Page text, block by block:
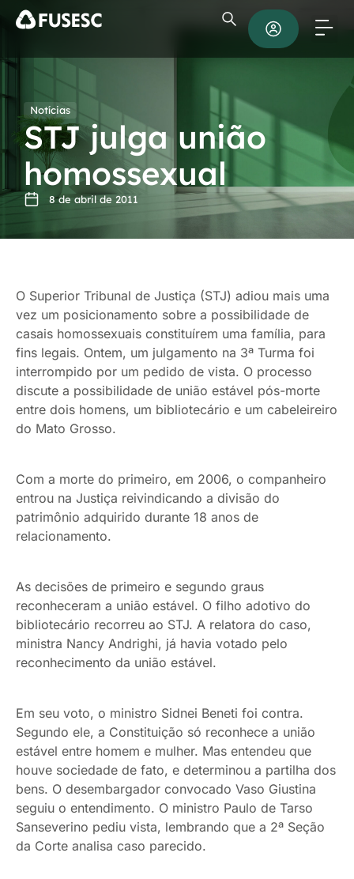
Notícias
STJ julga união
homossexual
8 de abril de 2011
O Superior Tribunal de Justiça (STJ) adiou mais uma
vez um posicionamento sobre a possibilidade de
casais homossexuais constituírem uma família, para
fins legais. Ontem, um julgamento na 3ª Turma foi
interrompido por um pedido de vista. O processo
discute a possibilidade de união estável pós-morte
entre dois homens, um bibliotecário e um cabeleireiro
do Mato Grosso.
Com a morte do primeiro, em 2006, o companheiro
entrou na Justiça reivindicando a divisão do
patrimônio adquirido durante 18 anos de
relacionamento.
As decisões de primeiro e segundo graus
reconheceram a união estável. O filho adotivo do
bibliotecário recorreu ao STJ. A relatora do caso,
ministra Nancy Andrighi, já havia votado pelo
reconhecimento da união estável.
Em seu voto, o ministro Sidnei Beneti foi contra.
Segundo ele, a Constituição só reconhece a união
estável entre homem e mulher. Mas entendeu que
houve sociedade de fato, e determinou a partilha dos
bens. O desembargador convocado Vaso Giustina
seguiu o entendimento. O ministro Paulo de Tarso
Sanseverino pediu vista, lembrando que a 2ª Seção
da Corte analisa caso parecido.